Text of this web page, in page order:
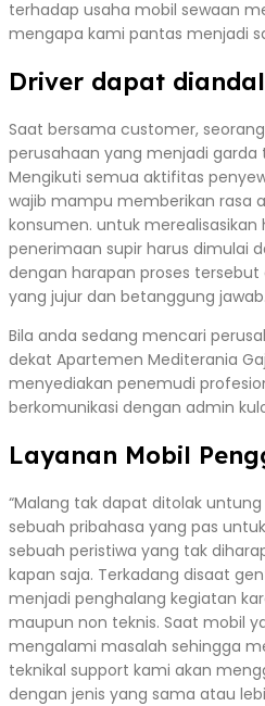
terhadap usaha mobil sewaan
mengapa kami pantas menjadi
Driver dapat
Saat bersama customer,
perusahaan yang menjadi garda
Mengikuti semua aktifitas
wajib mampu memberikan rasa
konsumen. untuk
penerimaan supir harus dimulai
dengan harapan proses
yang jujur dan betanggung jawab.
Bila anda sedang mencari
dekat Apartemen Mediterania
menyediakan penemudi
berkomunikasi dengan admin
Layanan Mobil
“Malang tak dapat ditolak
sebuah pribahasa yang pas
sebuah peristiwa yang tak
kapan saja. Terkadang disaat
menjadi penghalang kegiatan
maupun non teknis. Saat mobil
mengalami masalah sehingga
teknikal support kami akan
dengan jenis yang sama atau